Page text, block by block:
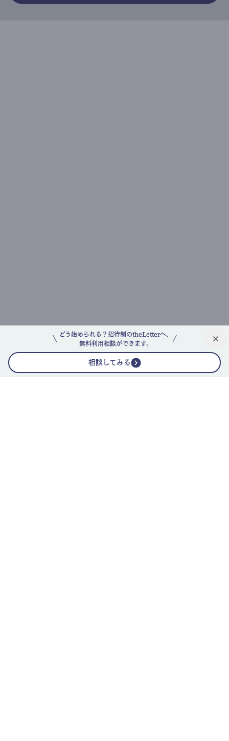
どう始められる？招待制のtheLetterへ、
無料利用相談ができます。
相談してみる